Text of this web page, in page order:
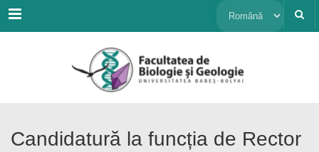
Menu Alege
limbă
Candidatură la funcția de Rector